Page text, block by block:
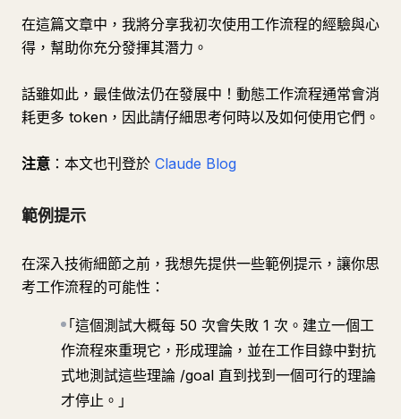
在這篇文章中，我將分享我初次使用工作流程的經驗與心
得，幫助你充分發揮其潛力。
話雖如此，最佳做法仍在發展中！動態工作流程通常會消
耗更多 token，因此請仔細思考何時以及如何使用它們。
注意 ：本文也刊登於 Claude Blog
範例提示
在深入技術細節之前，我想先提供一些範例提示，讓你思
考工作流程的可能性：
「這個測試大概每 50 次會失敗 1 次。建立一個工
作流程來重現它，形成理論，並在工作目錄中對抗
式地測試這些理論 /goal 直到找到一個可行的理論
才停止。」